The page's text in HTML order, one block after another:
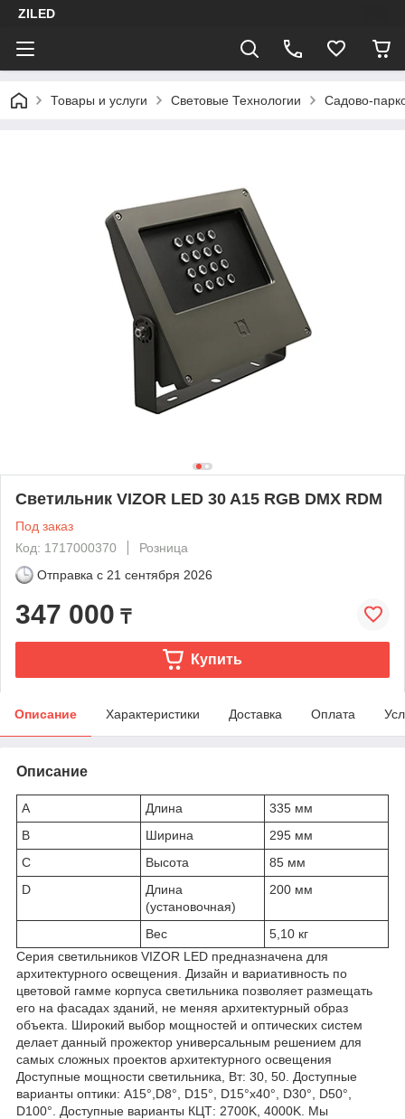
ZILED
Товары и услуги Световые Технологии Садово-
Светильник VIZOR LED 30 A15 RGB DMX RDM
Под заказ
Код: 1717000370
Розница
Отправка с 21 сентября 2026
347 000 ₸
Купить
Описание Характеристики Доставка Оплата
Описание
A Длина
335 мм
B
Ширина
295 мм
C
Высота
85 мм
D
Длина
(установочная)
200 мм
Вес
5,10 кг
Серия светильников VIZOR LED предназначена для
архитектурного освещения. Дизайн и вариативность по
цветовой гамме корпуса светильника позволяет размещать
его на фасадах зданий, не меняя архитектурный образ
объекта. Широкий выбор мощностей и оптических систем
делает данный прожектор универсальным решением для
самых сложных проектов архитектурного освещения
Доступные мощности светильника, Вт: 30, 50. Доступные
варианты оптики: A15°,D8°, D15°, D15°x40°, D30°, D50°,
D100°. Доступные варианты КЦТ: 2700K, 4000K. Мы